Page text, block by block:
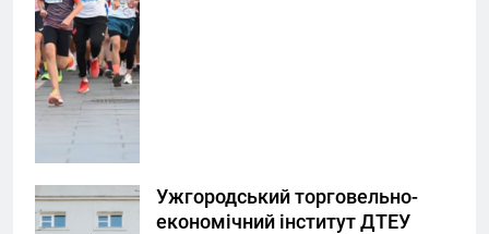
Ужгородський торговельно-
економічний інститут ДТЕУ